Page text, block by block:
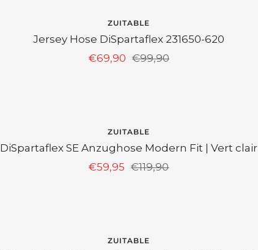
ZUITABLE
Jersey Hose DiSpartaflex 231650-620
Prix
€69,90 Prix
€99,90
ZUITABLE
DiSpartaflex SE Anzughose Modern Fit | Vert clair
Prix
€59,95 Prix
€119,90
ZUITABLE